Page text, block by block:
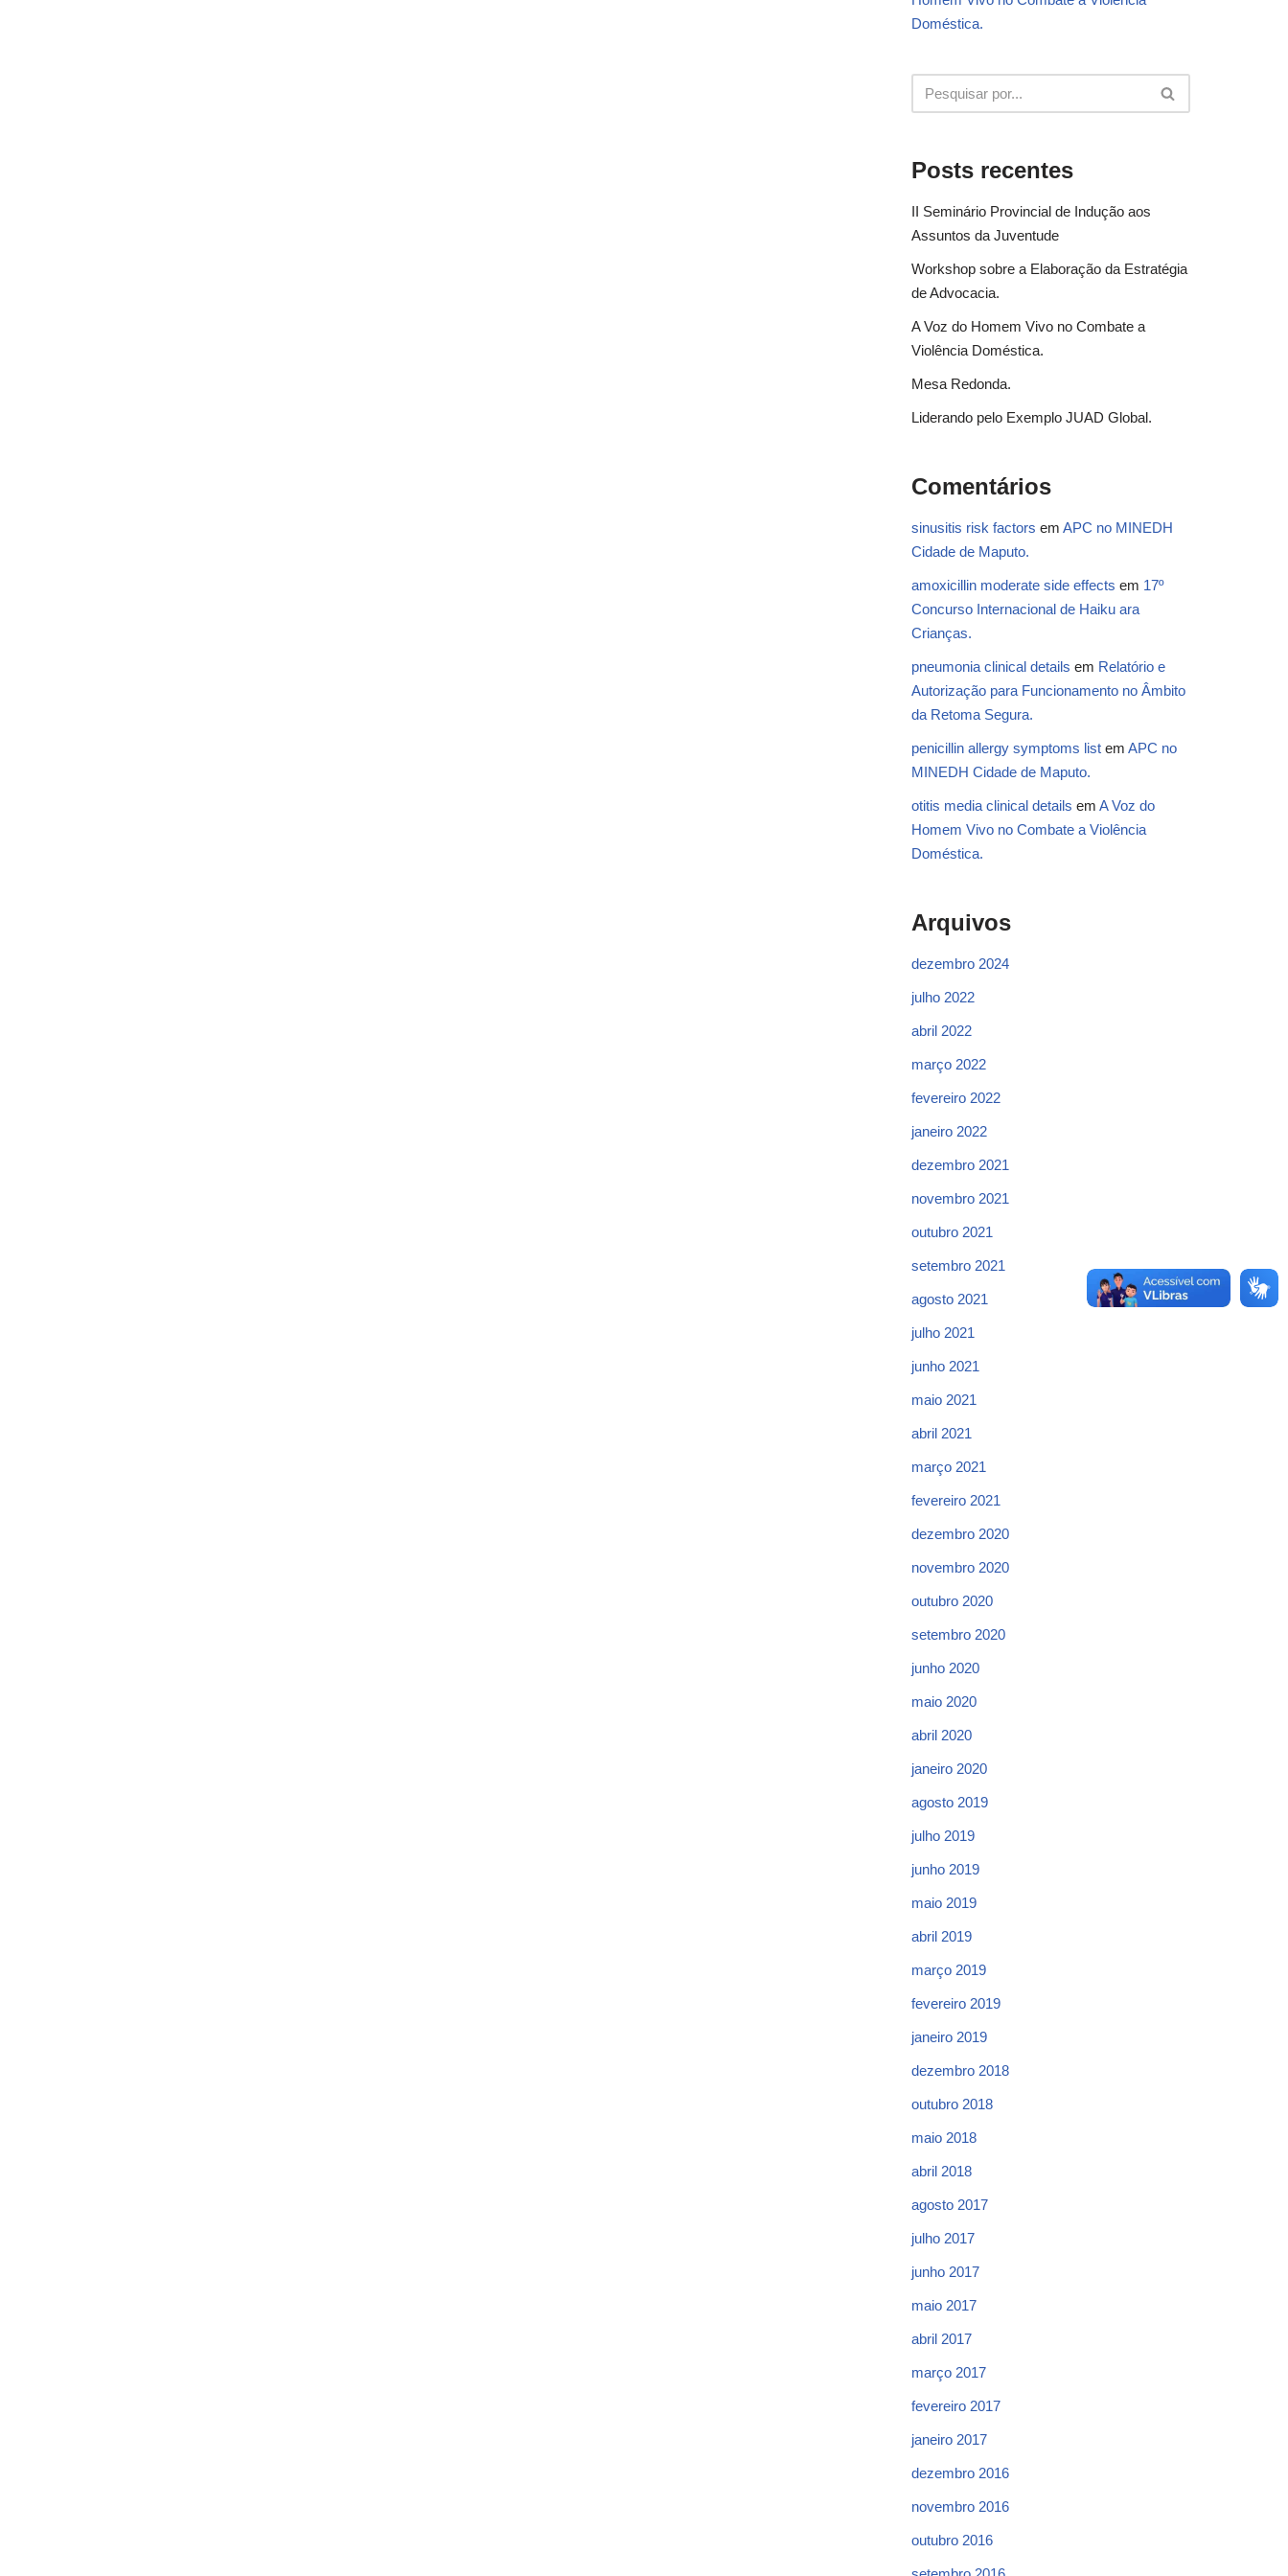
Doméstica.
Posts recentes
II Seminário Provincial de Indução aos
Assuntos da Juventude
Workshop sobre a Elaboração da Estratégia
de Advocacia.
A Voz do Homem Vivo no Combate a
Violência Doméstica.
Mesa Redonda.
Liderando pelo Exemplo JUAD Global.
Comentários
sinusitis risk factors em APC no MINEDH
Cidade de Maputo.
amoxicillin moderate side effects em 17º
Concurso Internacional de Haiku ara
Crianças.
pneumonia clinical details em Relatório e
Autorização para Funcionamento no Âmbito
da Retoma Segura.
penicillin allergy symptoms list em APC no
MINEDH Cidade de Maputo.
otitis media clinical details em A Voz do
Homem Vivo no Combate a Violência
Doméstica.
Arquivos
dezembro 2024
julho 2022
abril 2022
março 2022
fevereiro 2022
janeiro 2022
dezembro 2021
novembro 2021
outubro 2021
setembro 2021
agosto 2021
julho 2021
junho 2021
maio 2021
abril 2021
março 2021
fevereiro 2021
dezembro 2020
novembro 2020
outubro 2020
setembro 2020
junho 2020
maio 2020
abril 2020
janeiro 2020
agosto 2019
julho 2019
junho 2019
maio 2019
abril 2019
março 2019
fevereiro 2019
janeiro 2019
dezembro 2018
outubro 2018
maio 2018
abril 2018
agosto 2017
julho 2017
junho 2017
maio 2017
abril 2017
março 2017
fevereiro 2017
janeiro 2017
dezembro 2016
novembro 2016
outubro 2016